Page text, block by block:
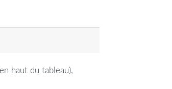
haut du tableau),